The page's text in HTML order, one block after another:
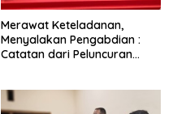
Merawat Keteladanan,
Menyalakan Pengabdian :
Catatan dari Peluncuran